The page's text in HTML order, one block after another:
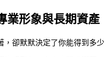
業形象與長期資產
，卻默默決定了你能得到